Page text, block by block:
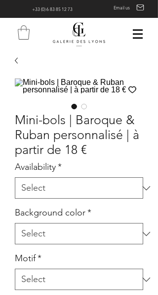
+33 (0) 6 83 85 12 73 Email us
Mini-bols | Baroque &
Ruban personnalisé | à
partir de 18 €
Availability*
Background color*
Motif*